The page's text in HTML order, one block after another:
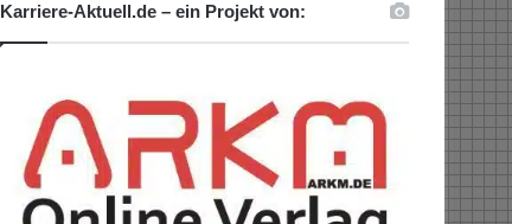
Karriere-Aktuell.de – ein Projekt von: